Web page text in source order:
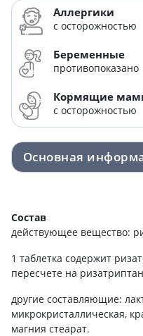
Аллергики
с осторожностью
Беременные
противопоказано
Кормящие
с осторожностью
Основная
Состав
действующее вещество:
1 таблетка содержит
пересчете на
другие составляющие:
микрокристаллическая,
магния стеарат.